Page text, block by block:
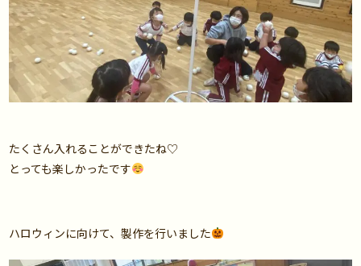
たくさん入れることができたね♡
とっても楽しかったです
ハロウィンに向けて、製作を行いました